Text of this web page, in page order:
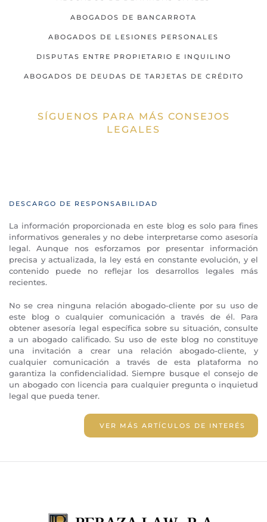
ABOGADOS DE BANCARROTA
ABOGADOS DE LESIONES PERSONALES
DISPUTAS ENTRE PROPIETARIO E INQUILINO
ABOGADOS DE DEUDAS DE TARJETAS DE CRÉDITO
SÍGUENOS PARA MÁS CONSEJOS
LEGALES
DESCARGO DE RESPONSABILIDAD
La información proporcionada en este blog es solo para fines
informativos generales y no debe interpretarse como asesoría
legal. Aunque nos esforzamos por presentar información
precisa y actualizada, la ley está en constante evolución, y el
contenido puede no reflejar los desarrollos legales más
recientes.
No se crea ninguna relación abogado-cliente por su uso de
este blog o cualquier comunicación a través de él. Para
obtener asesoría legal específica sobre su situación, consulte
a un abogado calificado. Su uso de este blog no constituye
una invitación a crear una relación abogado-cliente, y
cualquier comunicación a través de esta plataforma no
garantiza la confidencialidad. Siempre busque el consejo de
un abogado con licencia para cualquier pregunta o inquietud
legal que pueda tener.
VER MÁS ARTÍCULOS DE INTERÉS